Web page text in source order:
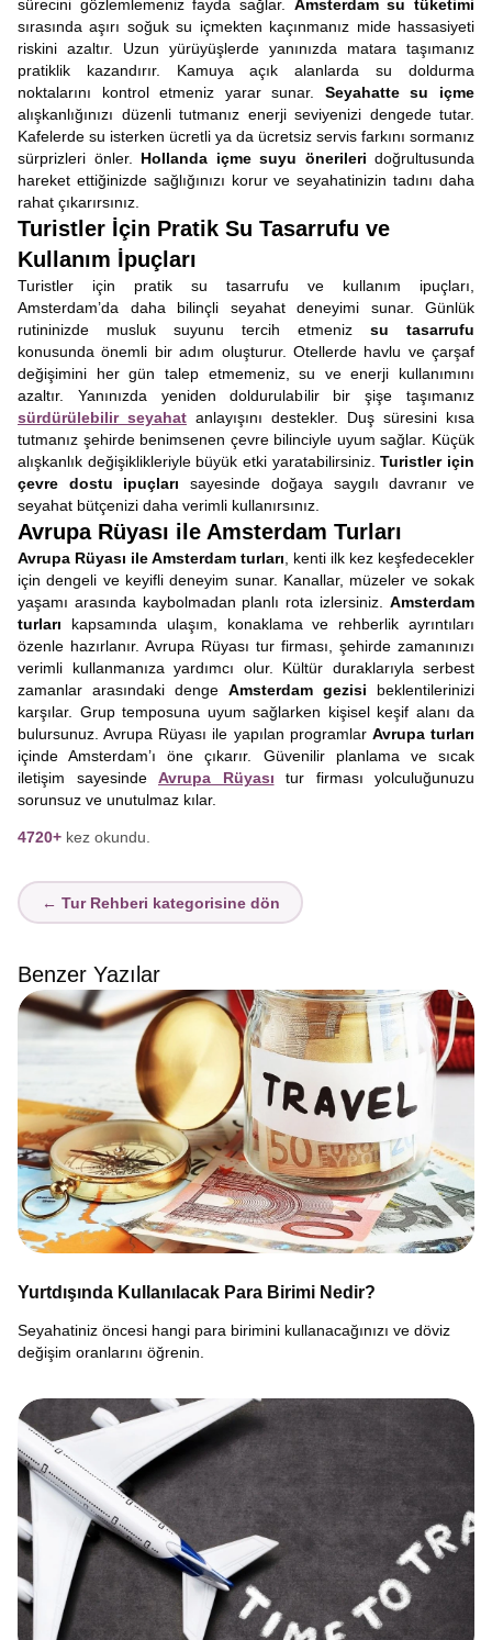
sürecini gözlemlemeniz fayda sağlar. Amsterdam su tüketimi
sırasında aşırı soğuk su içmekten kaçınmanız mide hassasiyeti
riskini azaltır. Uzun yürüyüşlerde yanınızda matara taşımanız
pratiklik kazandırır. Kamuya açık alanlarda su doldurma
noktalarını kontrol etmeniz yarar sunar. Seyahatte su içme
alışkanlığınızı düzenli tutmanız enerji seviyenizi dengede tutar.
Kafelerde su isterken ücretli ya da ücretsiz servis farkını sormanız
sürprizleri önler. Hollanda içme suyu önerileri doğrultusunda
hareket ettiğinizde sağlığınızı korur ve seyahatinizin tadını daha
rahat çıkarırsınız.
Turistler İçin Pratik Su Tasarrufu ve
Kullanım İpuçları
Turistler için pratik su tasarrufu ve kullanım ipuçları,
Amsterdam’da daha bilinçli seyahat deneyimi sunar. Günlük
rutininizde musluk suyunu tercih etmeniz su tasarrufu
konusunda önemli bir adım oluşturur. Otellerde havlu ve çarşaf
değişimini her gün talep etmemeniz, su ve enerji kullanımını
azaltır. Yanınızda yeniden doldurulabilir bir şişe taşımanız
sürdürülebilir seyahat anlayışını destekler. Duş süresini kısa
tutmanız şehirde benimsenen çevre bilinciyle uyum sağlar. Küçük
alışkanlık değişiklikleriyle büyük etki yaratabilirsiniz.Turistler için
çevre dostu ipuçları sayesinde doğaya saygılı davranır ve
seyahat bütçenizi daha verimli kullanırsınız.
Avrupa Rüyası ile Amsterdam Turları
Avrupa Rüyası ile Amsterdam turları , kenti ilk kez keşfedecekler
için dengeli ve keyifli deneyim sunar. Kanallar, müzeler ve sokak
yaşamı arasında kaybolmadan planlı rota izlersiniz. Amsterdam
turları kapsamında ulaşım, konaklama ve rehberlik ayrıntıları
özenle hazırlanır. Avrupa Rüyası tur firması, şehirde zamanınızı
verimli kullanmanıza yardımcı olur. Kültür duraklarıyla serbest
zamanlar arasındaki denge Amsterdam gezisi beklentilerinizi
karşılar. Grup temposuna uyum sağlarken kişisel keşif alanı da
bulursunuz. Avrupa Rüyası ile yapılan programlar Avrupa turları
içinde Amsterdam’ı öne çıkarır. Güvenilir planlama ve sıcak
iletişim sayesinde Avrupa Rüyası tur firması yolculuğunuzu
sorunsuz ve unutulmaz kılar.
4720+ kez okundu.
← Tur Rehberi kategorisine dön
Benzer Yazılar
Yurtdışında Kullanılacak Para Birimi Nedir?
Seyahatiniz öncesi hangi para birimini kullanacağınızı ve döviz
değişim oranlarını öğrenin.